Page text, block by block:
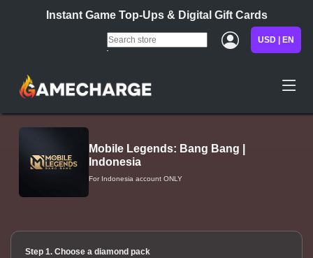
Instant Game Top-Ups & Digital Gift Cards
USD | EN
Mobile Legends: Bang Bang |
Indonesia
For Indonesia account ONLY
Step 1. Choose a diamond pack